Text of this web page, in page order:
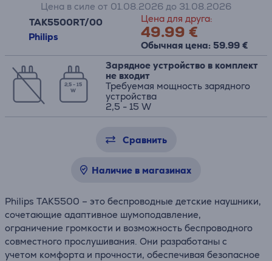
TAK5500RT/00
Philips
Цена для друга:
49.99 €
Обычная цена: 59.99 €
Цена в силе от 01.08.2026 до 31.08.2026
2,5 - 15
W
Зарядное устройство в комплект
не входит
Требуемая мощность зарядного
устройства
2,5 - 15 W
Сравнить
Наличие в магазинах
Philips TAK5500 – это беспроводные детские наушники,
сочетающие адаптивное шумоподавление,
ограничение громкости и возможность беспроводного
совместного прослушивания. Они разработаны с
учетом комфорта и прочности, обеспечивая безопасное